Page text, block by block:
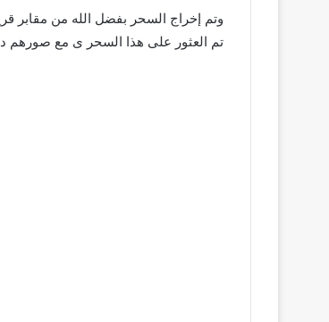
وتم إخراج السحر بفضل الله من مقابر
تم العثور على هذا السحر ى مع صورهم
.